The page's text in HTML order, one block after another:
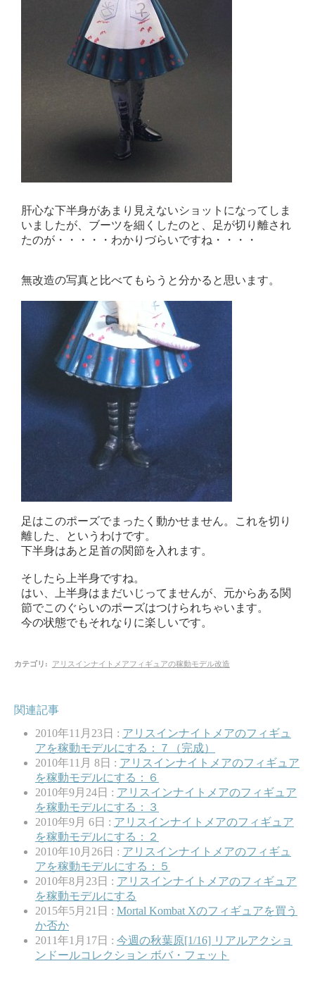
肝心な下半身があまり見えないショットになってしま
いましたが、ブーツを細くしたのと、足が切り離され
たのが・・・・・わかりづらいですね・・・・
無改造の写真と比べてもらうと分かると思います。
足はこのポーズでまったく動かせません。これを切り
離した、というわけです。
下半身はあと足首の関節を入れます。
そしたら上半身ですね。
はい、上半身はまだいじってませんが、元からある関
節でこのぐらいのポーズはつけられちゃいます。
今の状態でもそれなりに楽しいです。
カテゴリ : アリスインナイトメアフィギュアの稼動モデル改造
関連記事
2010年11月23日 : アリスインナイトメアのフィギュ
アを稼動モデルにする：７（完成）
2010年11月 8日 : アリスインナイトメアのフィギュア
を稼動モデルにする：６
2010年9月24日 : アリスインナイトメアのフィギュア
を稼動モデルにする：３
2010年9月 6日 : アリスインナイトメアのフィギュア
を稼動モデルにする：２
2010年10月26日 : アリスインナイトメアのフィギュ
アを稼動モデルにする：５
2010年8月23日 : アリスインナイトメアのフィギュア
を稼動モデルにする
2015年5月21日 : Mortal Kombat Xのフィギュアを買う
か否か
2011年1月17日 : 今週の秋葉原[1/16] リアルアクショ
ンドールコレクション ボバ・フェット